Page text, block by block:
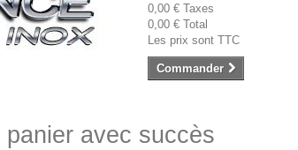
0,00 € Taxes
0,00 € Total
Les prix sont TTC
Commander
avec succès